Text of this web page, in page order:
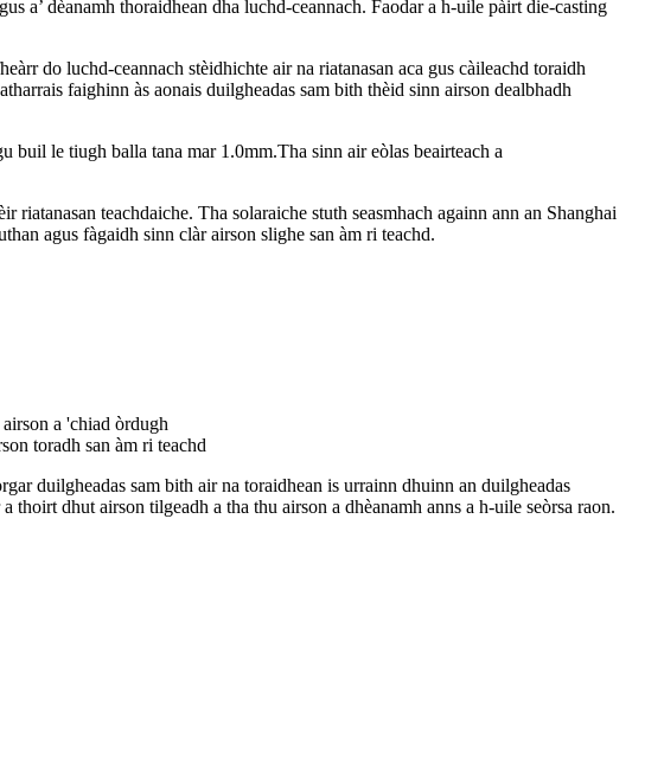
a’ dèanamh thoraidhean dha luchd-ceannach. Faodar a h-uile pàirt die-casting
do luchd-ceannach stèidhichte air na riatanasan aca gus càileachd toraidh
faighinn às aonais duilgheadas sam bith thèid sinn airson dealbhadh
buil le tiugh balla tana mar 1.0mm.Tha sinn air eòlas beairteach a
teachdaiche. Tha solaraiche stuth seasmhach againn ann an Shanghai
agus fàgaidh sinn clàr airson slighe san àm ri teachd.
a 'chiad òrdugh
toradh san àm ri teachd
duilgheadas sam bith air na toraidhean is urrainn dhuinn an duilgheadas
dhut airson tilgeadh a tha thu airson a dhèanamh anns a h-uile seòrsa raon.